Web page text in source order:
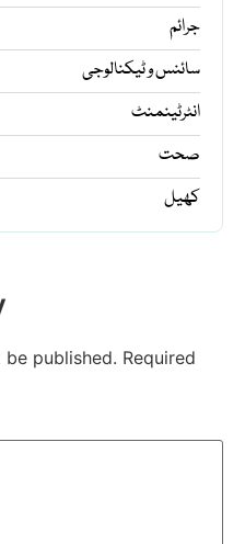
جرائم
سائنس و ٹیکنالوجی
انٹرٹینمنٹ
صحت
کھیل
published. Required